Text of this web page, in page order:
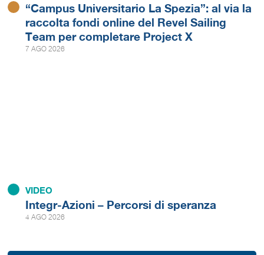
“Campus Universitario La Spezia”: al via la
raccolta fondi online del Revel Sailing
Team per completare Project X
7 AGO 2026
VIDEO
Integr-Azioni – Percorsi di speranza
4 AGO 2026